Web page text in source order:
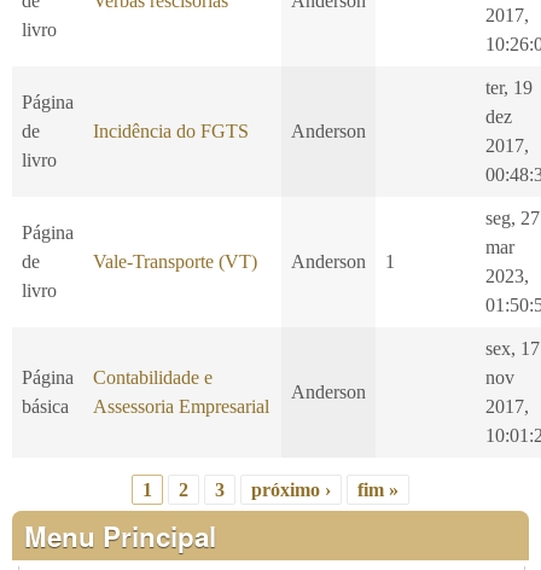
livro
2017,
Página
de
livro
Incidência do FGTS Anderson
ter, 19
dez
2017,
Página
de
livro
Vale-Transporte (VT) Anderson 1
seg, 27
mar
2023,
Página
básica
Contabilidade e
Assessoria Empresarial
Anderson
sex, 17
nov
2017,
Páginas
1 2 3 próximo › fim »
Menu Principal